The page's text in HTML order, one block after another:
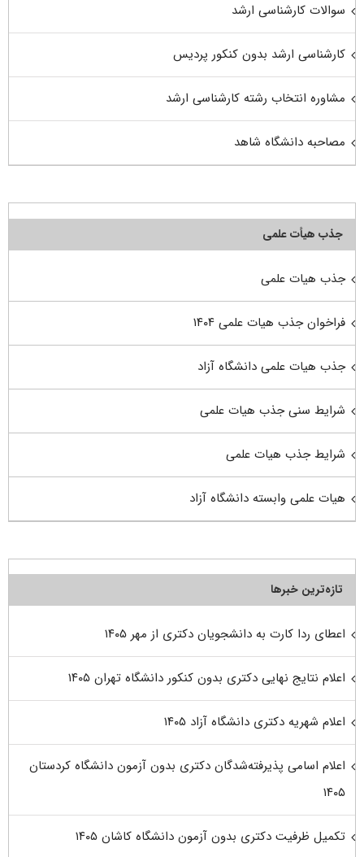
سوالات کارشناسی ارشد
کارشناسی ارشد بدون کنکور پردیس
مشاوره انتخاب رشته کارشناسی ارشد
مصاحبه دانشگاه شاهد
جذب هیأت علمی
جذب هیات علمی
فراخوان جذب هیات علمی ۱۴۰۴
جذب هیات علمی دانشگاه آزاد
شرایط سنی جذب هیات علمی
شرایط جذب هیات علمی
هیات علمی وابسته دانشگاه آزاد
تازه‌ترین خبرها
اعطای ردا کارت به دانشجویان دکتری از مهر ۱۴۰۵
اعلام نتایج نهایی دکتری بدون کنکور دانشگاه تهران ۱۴۰۵
اعلام شهریه دکتری دانشگاه آزاد ۱۴۰۵
اعلام اسامی پذیرفته‌شدگان دکتری بدون آزمون دانشگاه کردستان
۱۴۰۵
تکمیل ظرفیت دکتری بدون آزمون دانشگاه کاشان ۱۴۰۵